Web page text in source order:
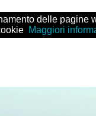
delle
Maggiori